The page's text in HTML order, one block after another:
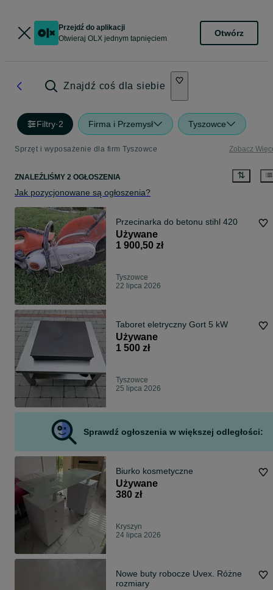
Przejdź do aplikacji
Otwieraj OLX jednym tapnięciem
Otwórz
Znajdź coś dla siebie
Filtry·2 Firma i Przemysł Tyszowce
Sprzęt i wyposażenie dla firm Tyszowce Zobacz
ZNALEŹLIŚMY 2 OGŁOSZENIA
Jak pozycjonowane są ogłoszenia?
Przecinarka do betonu stihl 420
Używane
1 900,50 zł
Tyszowce
22 lipca 2026
Taboret eletryczny Gort 5 kW
Używane
1 500 zł
Tyszowce
25 lipca 2026
Sprawdź ogłoszenia w większej odległości:
Biurko kosmetyczne
Używane
380 zł
Kryszyn
24 lipca 2026
Nowe buty robocze Uvex. Różne
rozmiary